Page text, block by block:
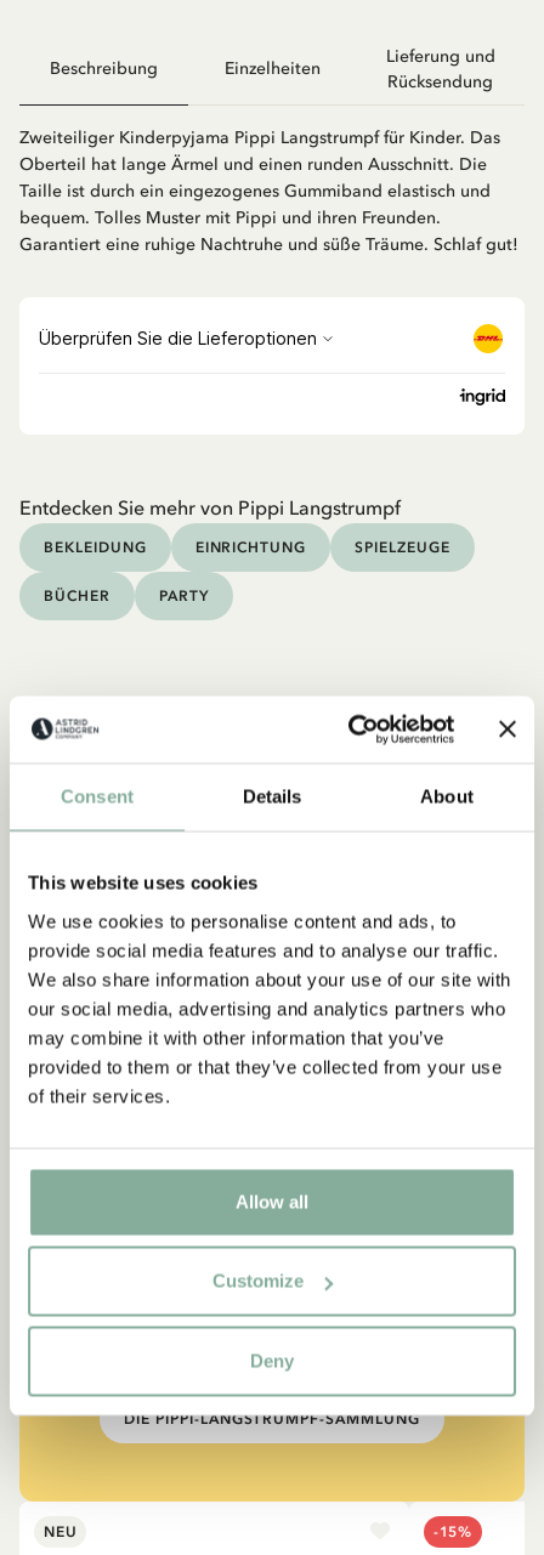
Consent Details About
This website uses cookies
We use cookies to personalise content and ads, to
provide social media features and to analyse our traffic.
We also share information about your use of our site with
our social media, advertising and analytics partners who
may combine it with other information that you’ve
provided to them or that they’ve collected from your use
of their services.
Allow all
Customize
Deny
Beschreibung Einzelheiten
Lieferung und
Rücksendung
Zweiteiliger Kinderpyjama Pippi Langstrumpf für Kinder. Das
Oberteil hat lange Ärmel und einen runden Ausschnitt. Die
Taille ist durch ein eingezogenes Gummiband elastisch und
bequem. Tolles Muster mit Pippi und ihren Freunden.
Garantiert eine ruhige Nachtruhe und süße Träume. Schlaf gut!
Entdecken Sie mehr von Pippi Langstrumpf
BEKLEIDUNG EINRICHTUNG SPIELZEUGE
BÜCHER PARTY
ZITATE
„Wer stark ist, muss auch gut
sein.“
aus Kennst du Pippi Langstrumpf?
DIE PIPPI-LANGSTRUMPF-SAMMLUNG
NEU -15%